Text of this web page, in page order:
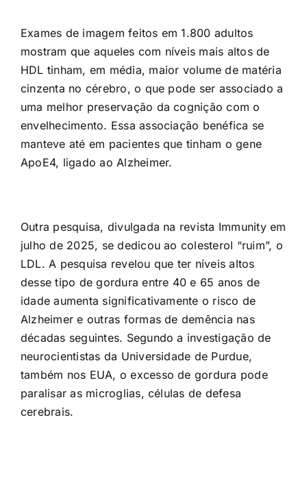
Exames de imagem feitos em 1.800 adultos
mostram que aqueles com níveis mais altos de
HDL tinham, em média, maior volume de matéria
cinzenta no cérebro, o que pode ser associado a
uma melhor preservação da cognição com o
envelhecimento. Essa associação benéfica se
manteve até em pacientes que tinham o gene
ApoE4, ligado ao Alzheimer.
Outra pesquisa, divulgada na revista Immunity em
julho de 2025, se dedicou ao colesterol “ruim”, o
LDL. A pesquisa revelou que ter níveis altos
desse tipo de gordura entre 40 e 65 anos de
idade aumenta significativamente o risco de
Alzheimer e outras formas de demência nas
décadas seguintes. Segundo a investigação de
neurocientistas da Universidade de Purdue,
também nos EUA, o excesso de gordura pode
paralisar as microglias, células de defesa
cerebrais.